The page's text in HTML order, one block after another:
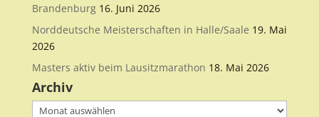
Brandenburg 16. Juni 2026
Norddeutsche Meisterschaften in Halle/Saale 19. Mai
2026
Masters aktiv beim Lausitzmarathon 18. Mai 2026
Archiv
Archiv